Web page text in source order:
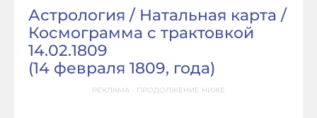
Астрология / Натальная карта /
Космограмма с трактовкой
14.02.1809
(14 февраля 1809, года)
РЕКЛАМА - ПРОДОЛЖЕНИЕ НИЖЕ